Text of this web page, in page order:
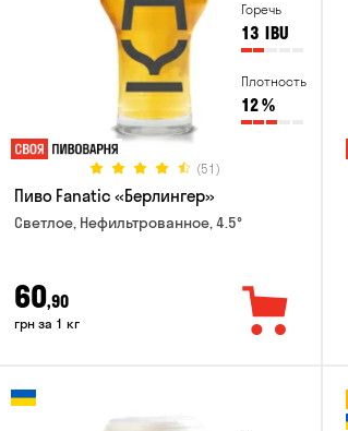
Горечь
13 IBU
Плотность
12%
(51)
Пиво Fanatic «Берлингер»
Светлое, Нефильтрованное, 4.5°
60,90
грн за 1 кг